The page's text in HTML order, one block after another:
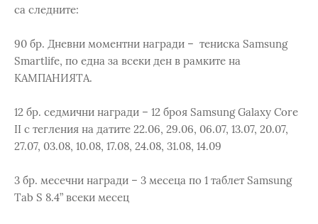
са следните:
90 бр. Дневни моментни награди – тениска Samsung
Smartlife, по една за всеки ден в рамките на
КАМПАНИЯТА.
12 бр. седмични награди – 12 броя Samsung Galaxy Core
II с тегления на датите 22.06, 29.06, 06.07, 13.07, 20.07,
27.07, 03.08, 10.08, 17.08, 24.08, 31.08, 14.09
3 бр. месечни награди – 3 месеца по 1 таблет Samsung
Tab S 8.4” всеки месец